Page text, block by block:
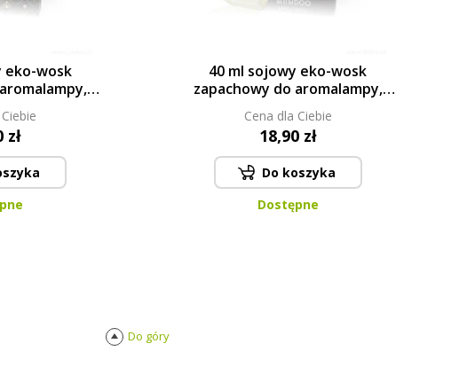
eko-wosk
PARFUMIA®
zł
40 ml sojowy eko-wosk
zapachowy do aromalampy,
owocowy koktajl, PULPIDOO,
PARFUMIA®
Cena dla Ciebie
18,90 zł
Do koszyka
Dostępne
Do góry